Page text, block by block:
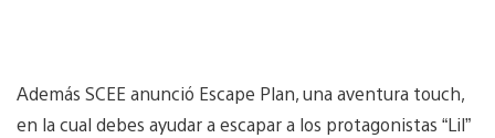
Además SCEE anunció Escape Plan, una aventura touch,
en la cual debes ayudar a escapar a los protagonistas “Lil”